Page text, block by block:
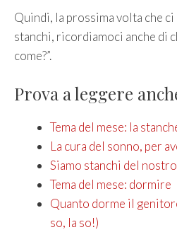
Quindi, la prossima volta che
stanchi, ricordiamoci anche di
come?”.
Prova a leggere
Tema del mese: la
La cura del sonno, per
Siamo stanchi del
Tema del mese: dormire
Quanto dorme il
so, la so!)